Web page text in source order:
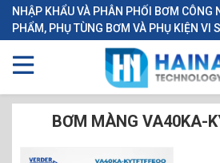
NHẬP KHẨU VÀ PHÂN PHỐI BƠM CÔNG
PHẨM, PHỤ TÙNG BƠM VÀ PHỤ KIỆN VI
BƠM MÀNG VA40KA-